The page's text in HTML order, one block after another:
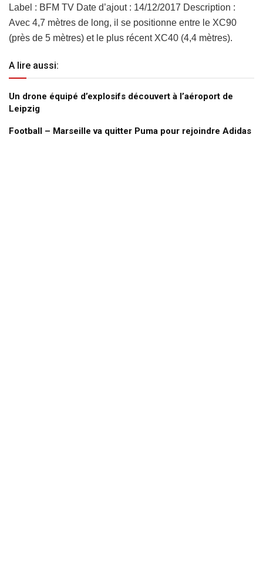
Label : BFM TV Date d’ajout : 14/12/2017 Description :
Avec 4,7 mètres de long, il se positionne entre le XC90
(près de 5 mètres) et le plus récent XC40 (4,4 mètres).
A lire aussi:
Un drone équipé d’explosifs découvert à l’aéroport de
Leipzig
Football – Marseille va quitter Puma pour rejoindre Adidas